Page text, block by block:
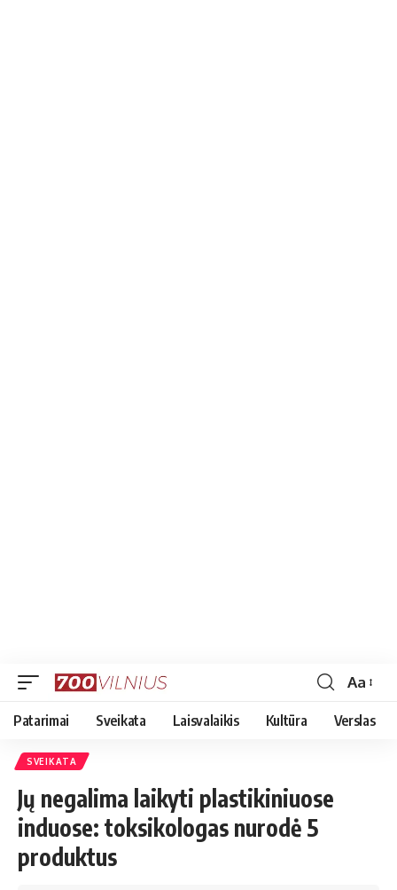
Font
Resizer
Aa
Patarimai Sveikata Laisvalaikis Kultūra Verslas
SVEIKATA
Jų negalima laikyti plastikiniuose
induose: toksikologas nurodė 5
produktus